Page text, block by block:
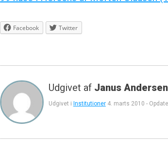
Facebook Twitter
Udgivet af Janus Andersen
Udgivet i Institutioner 4. marts 2010 -